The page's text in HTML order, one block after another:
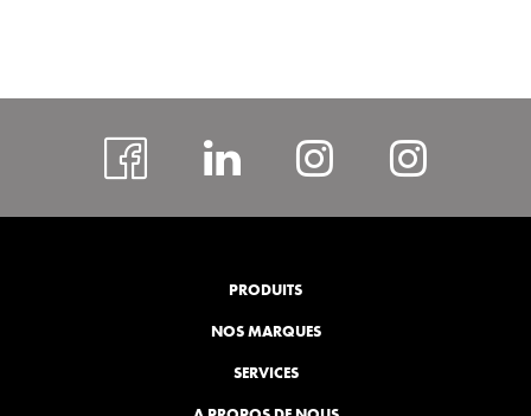
facebook
# Instagram
PRODUITS
NOS MARQUES
SERVICES